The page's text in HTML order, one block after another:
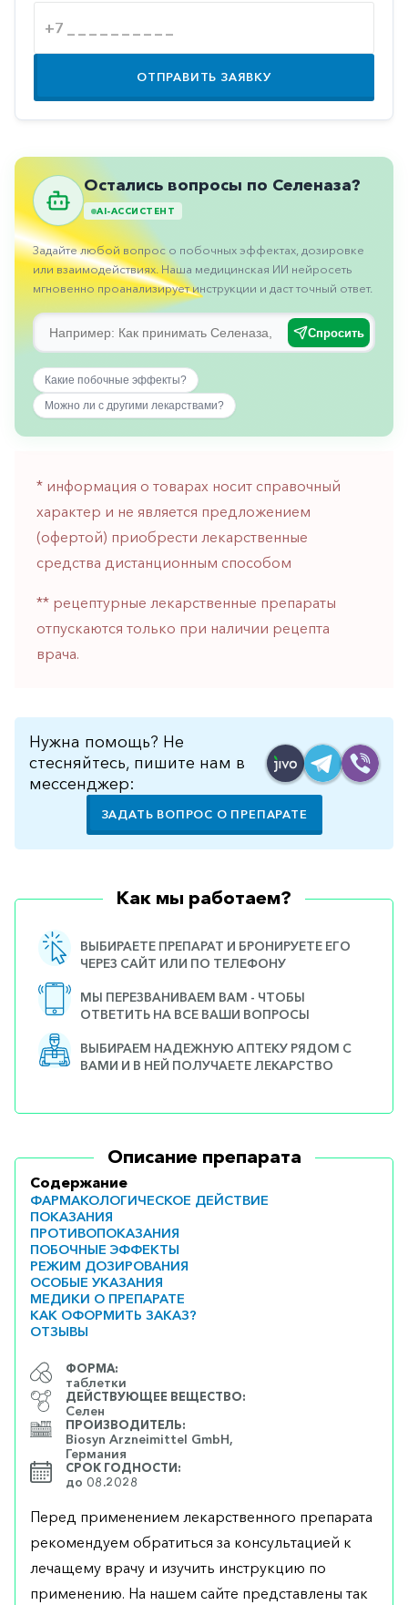
Противоподагрические
Прочее
Пульмонология
Сердечные
Сосудистые
Тромбозы
Урология
Ухо-
горло-
нос
Щитовидная
железа
ОТПРАВИТЬ ЗАЯВКУ
Остались вопросы по Селеназа?
AI-АССИСТЕНТ
Задайте любой вопрос о побочных эффектах, дозировке
или взаимодействиях. Наша медицинская ИИ нейросеть
мгновенно проанализирует инструкции и даст точный ответ.
Спросить
Какие побочные эффекты?
Можно ли с другими лекарствами?
* информация о товарах носит справочный
характер и не является предложением
(офертой) приобрести лекарственные
средства дистанционным способом
** рецептурные лекарственные препараты
отпускаются только при наличии рецепта
врача.
Нужна помощь? Не
стесняйтесь, пишите нам в
мессенджер:
ЗАДАТЬ ВОПРОС О ПРЕПАРАТЕ
Как мы работаем?
ВЫБИРАЕТЕ ПРЕПАРАТ И БРОНИРУЕТЕ ЕГО
ЧЕРЕЗ САЙТ ИЛИ ПО ТЕЛЕФОНУ
МЫ ПЕРЕЗВАНИВАЕМ ВАМ - ЧТОБЫ
ОТВЕТИТЬ НА ВСЕ ВАШИ ВОПРОСЫ
ВЫБИРАЕМ НАДЕЖНУЮ АПТЕКУ РЯДОМ С
ВАМИ И В НЕЙ ПОЛУЧАЕТЕ ЛЕКАРСТВО
Описание препарата
Содержание
ФАРМАКОЛОГИЧЕСКОЕ ДЕЙСТВИЕ
ПОКАЗАНИЯ
ПРОТИВОПОКАЗАНИЯ
ПОБОЧНЫЕ ЭФФЕКТЫ
РЕЖИМ ДОЗИРОВАНИЯ
ОСОБЫЕ УКАЗАНИЯ
МЕДИКИ О ПРЕПАРАТЕ
КАК ОФОРМИТЬ ЗАКАЗ?
ОТЗЫВЫ
ФОРМА:
таблетки
ДЕЙСТВУЮЩЕЕ ВЕЩЕСТВО:
Селен
ПРОИЗВОДИТЕЛЬ:
Biosyn Arzneimittel GmbH,
Германия
СРОК ГОДНОСТИ:
до 08.2028
Перед применением лекарственного препарата
рекомендуем обратиться за консультацией к
лечащему врачу и изучить инструкцию по
применению. На нашем сайте представлены так